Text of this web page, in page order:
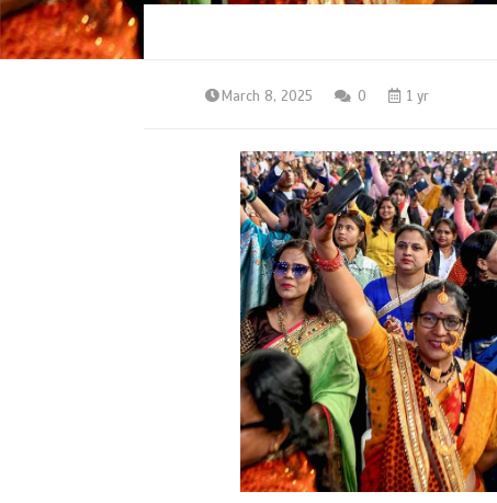
March 8, 2025 0 1 yr